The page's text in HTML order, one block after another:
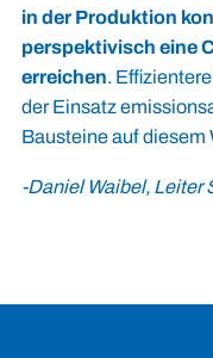
in der Produktion
perspektivisch eine
erreichen.
der Einsatz
Bausteine auf diesem
-Daniel Waibel, Leiter